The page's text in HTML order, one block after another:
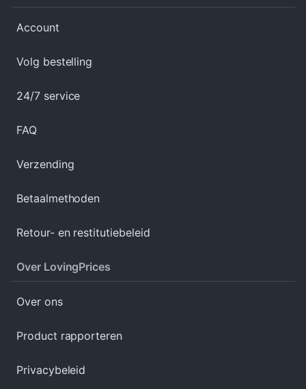
Account
Volg bestelling
24/7 service
FAQ
Verzending
Betaalmethoden
Retour- en restitutiebeleid
Over LovingPrices
Over ons
Product rapporteren
Privacybeleid